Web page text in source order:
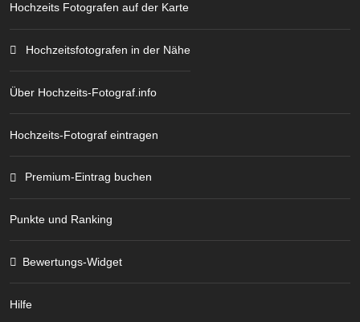
Hochzeits Fotografen auf der Karte
Hochzeitsfotografen in der Nähe
Über Hochzeits-Fotograf.info
Hochzeits-Fotograf eintragen
Premium-Eintrag buchen
Punkte und Ranking
Bewertungs-Widget
Hilfe